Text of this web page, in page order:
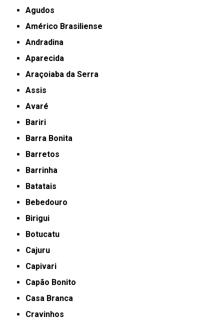
Agudos
Américo Brasiliense
Andradina
Aparecida
Araçoiaba da Serra
Assis
Avaré
Bariri
Barra Bonita
Barretos
Barrinha
Batatais
Bebedouro
Birigui
Botucatu
Cajuru
Capivari
Capão Bonito
Casa Branca
Cravinhos